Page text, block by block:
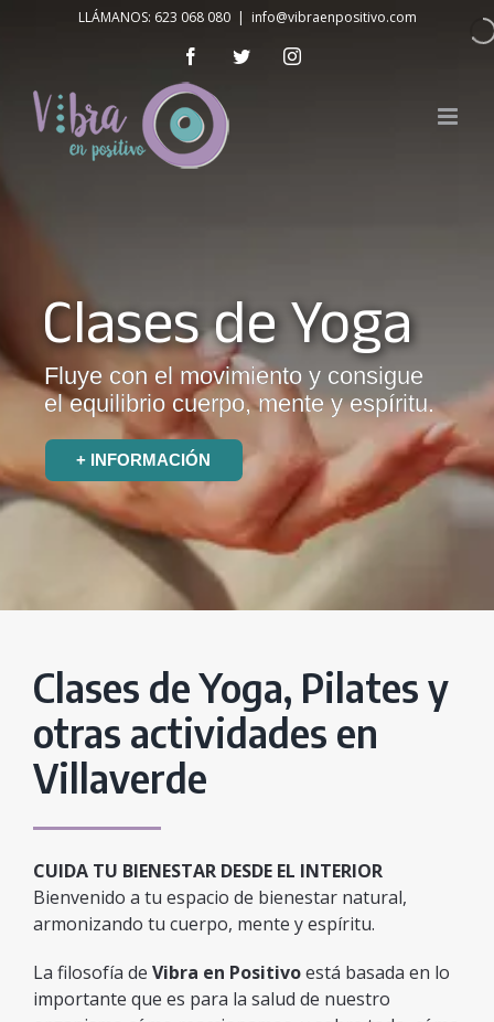
LLÁMANOS: 623 068 080 | info@vibraenpositivo.com
FacebookTwitterInstagram
Clases de Yoga
Fluye con el movimiento y consigue
el equilibrio cuerpo, mente y espíritu.
+ INFORMACIÓN
Clases de Yoga, Pilates y
otras actividades en
Villaverde
CUIDA TU BIENESTAR DESDE EL INTERIOR
Bienvenido a tu espacio de bienestar natural,
armonizando tu cuerpo, mente y espíritu.
La filosofía de Vibra en Positivoestá basada en lo
importante que es para la salud de nuestro